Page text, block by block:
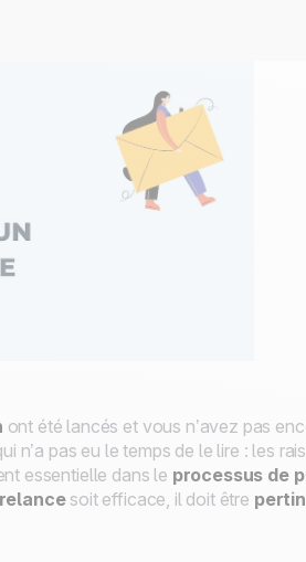
ont été lancés et vous n’avez pas
n’a pas eu le temps de le lire : les
essentielle dans le processus de
soit efficace, il doit être